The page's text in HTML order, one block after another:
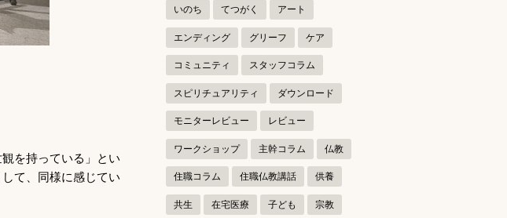
を持っている」とい
て、同様に感じてい
いのち てつがく アート
エンディング グリーフ ケア
コミュニティ スタッフコラム
スピリチュアリティ ダウンロード
モニターレビュー レビュー
ワークショップ 主幹コラム 仏教
住職コラム 住職仏教講話 供養
共生 在宅医療 子ども 宗教